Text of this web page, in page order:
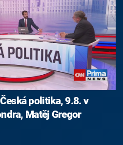
politika, 9.8. v
Matěj Gregor